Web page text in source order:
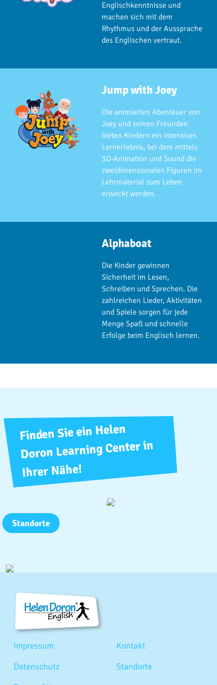
Englischkenntnisse und
machen sich mit dem
Rhythmus und der Aussprache
des Englischen vertraut.
Jump with Joey
Die animierten Abenteuer von
Joey und seinen Freunden
bieten Kindern ein intensives
Lernerlebnis, bei dem mittels
3D-Animation und Sound die
zweidimensionalen Figuren im
Lehrmaterial zum Leben
erweckt werden.
Alphaboat
Die Kinder gewinnen
Sicherheit im Lesen,
Schreiben und Sprechen. Die
zahlreichen Lieder, Aktivitäten
und Spiele sorgen für jede
Menge Spaß und schnelle
Erfolge beim Englisch lernen.
Finden Sie ein Helen
Doron Learning Center in
Ihrer Nähe!
Standorte
Impressum
Kontakt
Datenschutz
Standorte